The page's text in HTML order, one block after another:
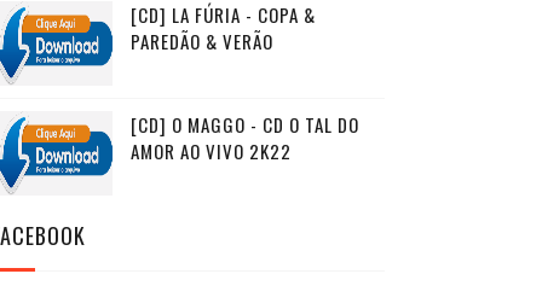
[CD] LA FÚRIA - COPA &
PAREDÃO & VERÃO
[CD] O MAGGO - CD O TAL DO
AMOR AO VIVO 2K22